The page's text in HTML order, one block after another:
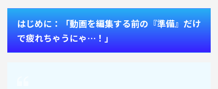
はじめに：「動画を編集する前の『準備』だけ
で疲れちゃうにゃ…！」